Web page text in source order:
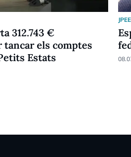
312.743 €
tancar els comptes
Estats
JPEE